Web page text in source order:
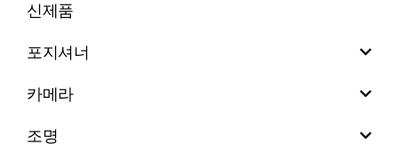
신제품
포지셔너
카메라
조명